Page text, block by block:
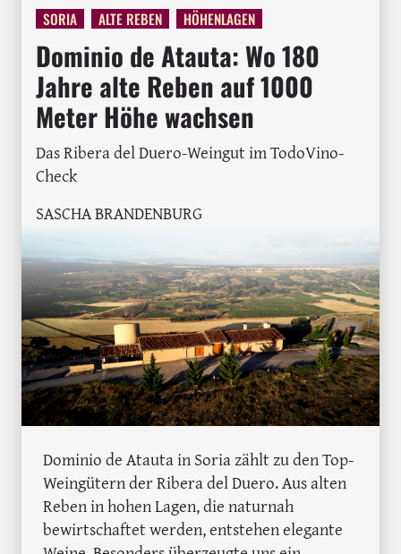
SORIA
ALTE REBEN HÖHENLAGEN
Dominio de Atauta: Wo 180
Jahre alte Reben auf 1000
Meter Höhe wachsen
Das Ribera del Duero-Weingut im TodoVino-
Check
SASCHA BRANDENBURG
Dominio de Atauta in Soria zählt zu den Top-
Weingütern der Ribera del Duero. Aus alten
Reben in hohen Lagen, die naturnah
bewirtschaftet werden, entstehen elegante